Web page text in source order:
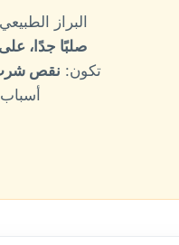
البراز
صلبًا جدًا،
تكون: نقص شرب